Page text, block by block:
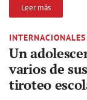
Leer más
INTERNACIONALES
Un
varios de
tiroteo